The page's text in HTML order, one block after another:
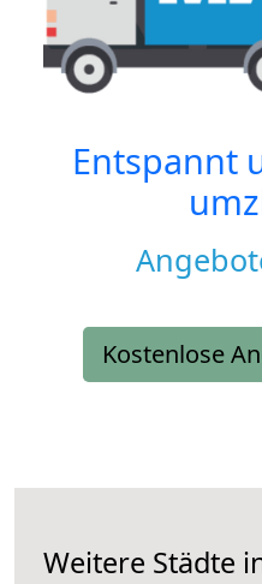
Entspannt
Kostenlose
Weitere Städte